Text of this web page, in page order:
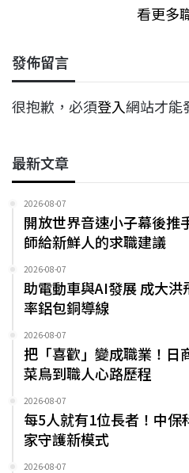
看更多
發佈留言
很抱歉，必須登入網站才能
最新文章
2026-08-07
開放世界音速小子幕後推
師給新鮮人的求職建議
2026-08-07
助電動車與AI發展 成大
率鋁包銅導線
2026-08-07
把「喜歡」變成職業！
菜鳥到職人心路歷程
2026-08-07
每5人就有1位長者！中保
家守護新模式
2026-08-07